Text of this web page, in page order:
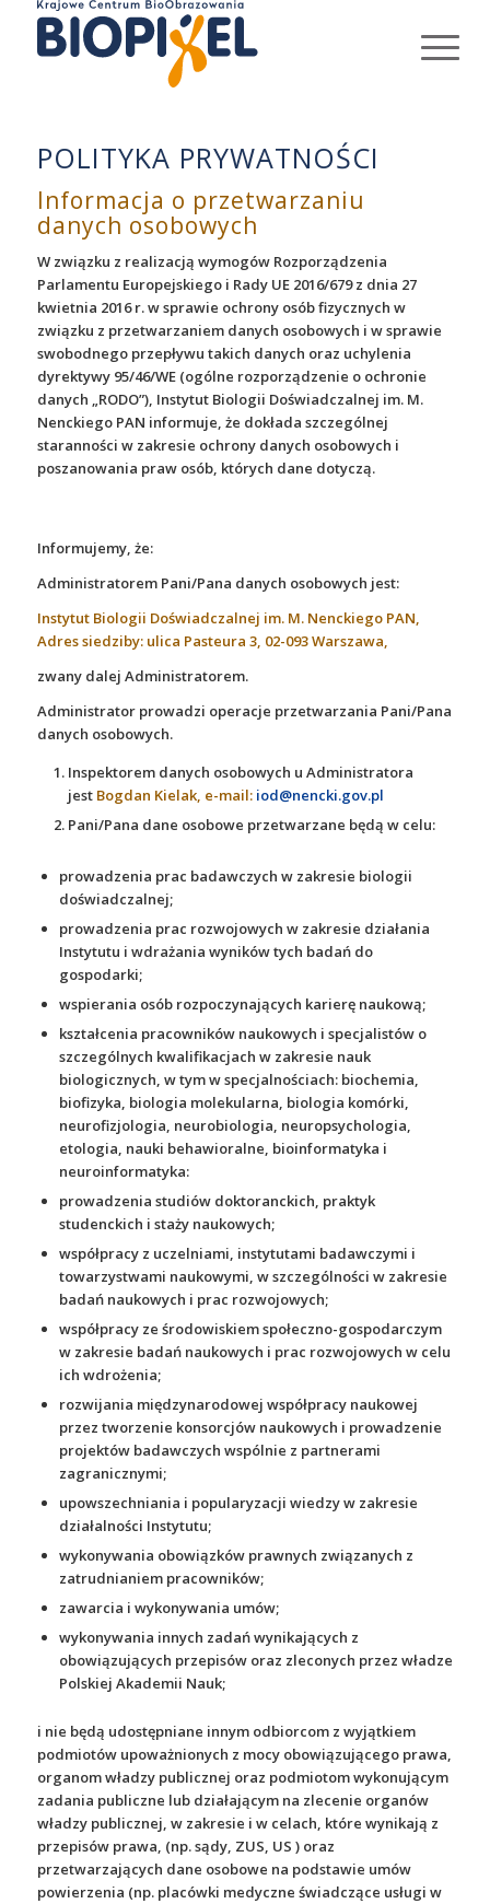
POLITYKA PRYWATNOŚCI
Informacja o przetwarzaniu
danych osobowych
W związku z realizacją wymogów Rozporządzenia
Parlamentu Europejskiego i Rady UE 2016/679 z dnia 27
kwietnia 2016 r. w sprawie ochrony osób fizycznych w
związku z przetwarzaniem danych osobowych i w sprawie
swobodnego przepływu takich danych oraz uchylenia
dyrektywy 95/46/WE (ogólne rozporządzenie o ochronie
danych „RODO”), Instytut Biologii Doświadczalnej im. M.
Nenckiego PAN informuje, że dokłada szczególnej
staranności w zakresie ochrony danych osobowych i
poszanowania praw osób, których dane dotyczą.
Informujemy, że:
Administratorem Pani/Pana danych osobowych jest:
Instytut Biologii Doświadczalnej im. M. Nenckiego PAN,
Adres siedziby: ulica Pasteura 3, 02-093 Warszawa,
zwany dalej Administratorem.
Administrator prowadzi operacje przetwarzania Pani/Pana
danych osobowych.
Inspektorem danych osobowych u Administratora
jest Bogdan Kielak, e-mail: iod@nencki.gov.pl
Pani/Pana dane osobowe przetwarzane będą w celu:
prowadzenia prac badawczych w zakresie biologii
doświadczalnej;
prowadzenia prac rozwojowych w zakresie działania
Instytutu i wdrażania wyników tych badań do
gospodarki;
wspierania osób rozpoczynających karierę naukową;
kształcenia pracowników naukowych i specjalistów o
szczególnych kwalifikacjach w zakresie nauk
biologicznych, w tym w specjalnościach: biochemia,
biofizyka, biologia molekularna, biologia komórki,
neurofizjologia, neurobiologia, neuropsychologia,
etologia, nauki behawioralne, bioinformatyka i
neuroinformatyka:
prowadzenia studiów doktoranckich, praktyk
studenckich i staży naukowych;
współpracy z uczelniami, instytutami badawczymi i
towarzystwami naukowymi, w szczególności w zakresie
badań naukowych i prac rozwojowych;
współpracy ze środowiskiem społeczno-gospodarczym
w zakresie badań naukowych i prac rozwojowych w celu
ich wdrożenia;
rozwijania międzynarodowej współpracy naukowej
przez tworzenie konsorcjów naukowych i prowadzenie
projektów badawczych wspólnie z partnerami
zagranicznymi;
upowszechniania i popularyzacji wiedzy w zakresie
działalności Instytutu;
wykonywania obowiązków prawnych związanych z
zatrudnianiem pracowników;
zawarcia i wykonywania umów;
wykonywania innych zadań wynikających z
obowiązujących przepisów oraz zleconych przez władze
Polskiej Akademii Nauk;
i nie będą udostępniane innym odbiorcom z wyjątkiem
podmiotów upoważnionych z mocy obowiązującego prawa,
organom władzy publicznej oraz podmiotom wykonującym
zadania publiczne lub działającym na zlecenie organów
władzy publicznej, w zakresie i w celach, które wynikają z
przepisów prawa, (np. sądy, ZUS, US ) oraz
przetwarzających dane osobowe na podstawie umów
powierzenia (np. placówki medyczne świadczące usługi w